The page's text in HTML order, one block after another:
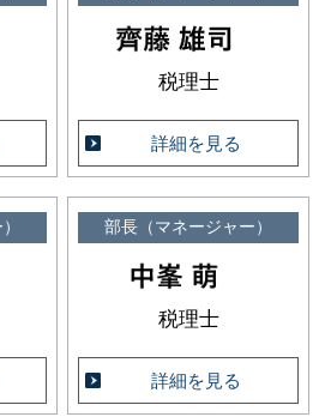
税理士
詳細を見る
部長（マネージャー）
税理士
詳細を見る